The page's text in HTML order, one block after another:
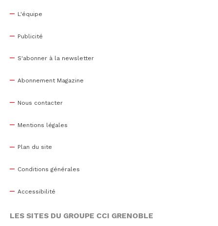
L'équipe
Publicité
S'abonner à la newsletter
Abonnement Magazine
Nous contacter
Mentions légales
Plan du site
Conditions générales
Accessibilité
LES SITES DU GROUPE CCI GRENOBLE